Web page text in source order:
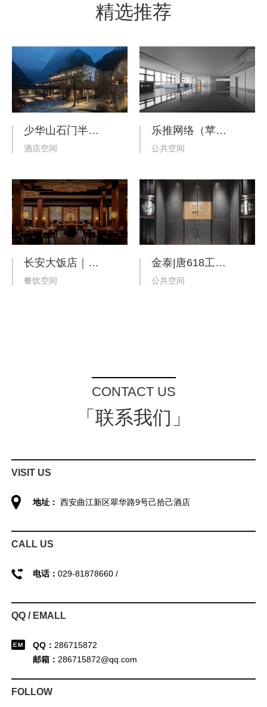
精选推荐
少华山石门半山度假酒店
酒店空间
乐推网络（苹果服务商）办公室
公共空间
长安大饭店｜乌兹别克斯坦·撒马尔罕
餐饮空间
金泰|唐618工法展厅
公共空间
CONTACT US
「联系我们」
VISIT US
地址： 西安曲江新区翠华路9号己拾己酒店
CALL US
电话： 029-81878660 /
QQ / EMALL
QQ： 286715872
邮箱： 286715872@qq.com
FOLLOW